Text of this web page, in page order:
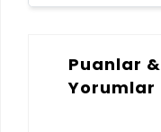
Puanlar &
Yorumlar